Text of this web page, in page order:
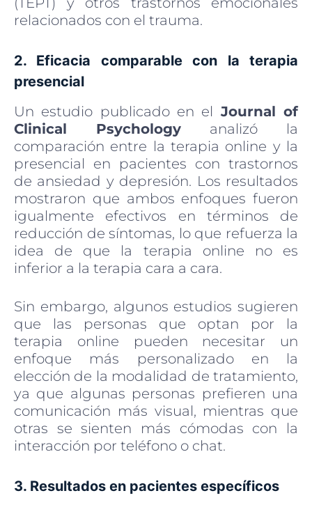
relacionados con el trauma.
2. Eficacia comparable con la terapia
presencial
Un estudio publicado en el Journal of
Clinical Psychology analizó la
comparación entre la terapia online y la
presencial en pacientes con trastornos
de ansiedad y depresión. Los resultados
mostraron que ambos enfoques fueron
igualmente efectivos en términos de
reducción de síntomas, lo que refuerza la
idea de que la terapia online no es
inferior a la terapia cara a cara.
Sin embargo, algunos estudios sugieren
que las personas que optan por la
terapia online pueden necesitar un
enfoque más personalizado en la
elección de la modalidad de tratamiento,
ya que algunas personas prefieren una
comunicación más visual, mientras que
otras se sienten más cómodas con la
interacción por teléfono o chat.
3. Resultados en pacientes específicos